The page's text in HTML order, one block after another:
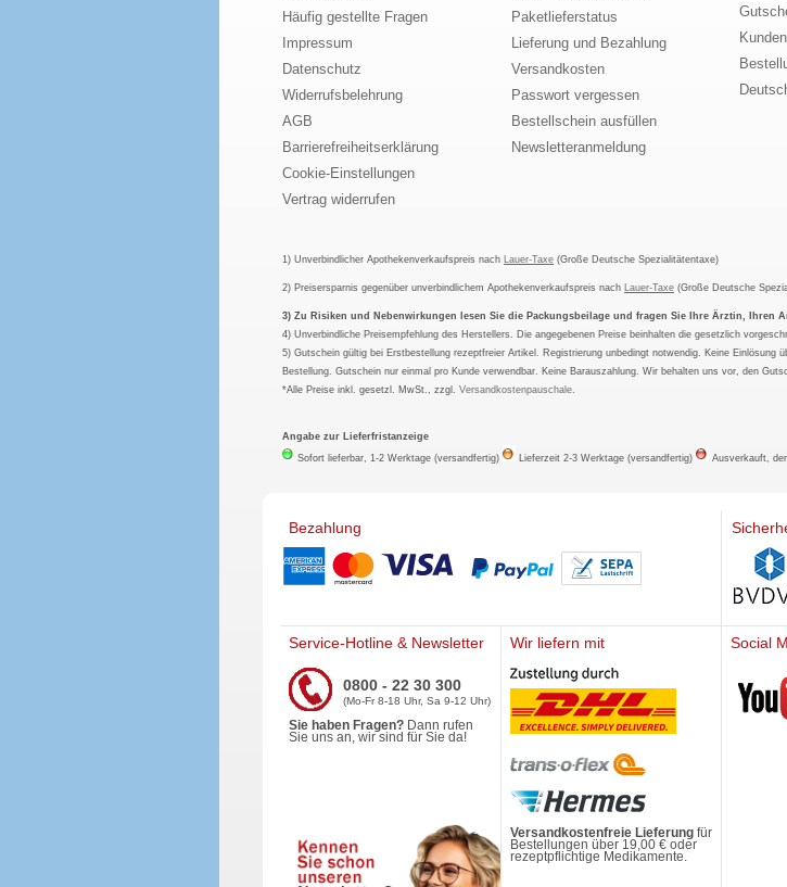
Häufig gestellte Fragen
Impressum
Datenschutz
Widerrufsbelehrung
AGB
Barrierefreiheitserklärung
Cookie-Einstellungen
Vertrag widerrufen
Paketlieferstatus
Lieferung und Bezahlung
Versandkosten
Passwort vergessen
Bestellschein ausfüllen
Newsletteranmeldung
1) Unverbindlicher Apothekenverkaufspreis nach Lauer-Taxe (Große Deutsche Spezialitätentaxe)
2) Preisersparnis gegenüber unverbindlichem Apothekenverkaufspreis nach Lauer-Taxe (Große Deutsche
3) Zu Risiken und Nebenwirkungen lesen Sie die Packungsbeilage und fragen Sie Ihre Ärztin, Ihren
4) Unverbindliche Preisempfehlung des Herstellers. Die angegebenen Preise beinhalten die gesetzlich
5) Gutschein gültig bei Erstbestellung rezeptfreier Artikel. Registrierung unbedingt notwendig. Keine
Bestellung. Gutschein nur einmal pro Kunde verwendbar. Keine Barauszahlung. Wir behalten uns vor, den
*Alle Preise inkl. gesetzl. MwSt., zzgl.Versandkostenpauschale
Angabe zur Lieferfristanzeige
Sofort lieferbar, 1-2 Werktage (versandfertig)
Lieferzeit 2-3 Werktage (versandfertig) Ausverkauft,
Bezahlung
Service-Hotline & Newsletter
0800 - 22 30 300
(Mo-Fr 8-18 Uhr, Sa 9-12 Uhr)
Sie haben Fragen? Dann rufen
Sie uns an, wir sind für Sie da!
Wir liefern mit
Versandkostenfreie Lieferungfür
Bestellungen über 19,00 € oder
rezeptpflichtige Medikamente.
Social